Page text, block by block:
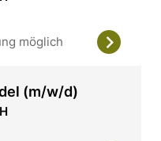
möglich
(m/w/d)